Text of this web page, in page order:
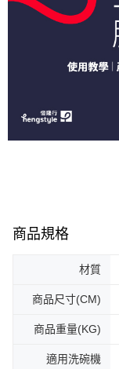
商品規格
材質
商品尺寸(CM)
商品重量(KG)
適用洗碗機